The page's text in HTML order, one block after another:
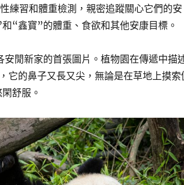
練習和體重檢測，親密追蹤關心它們的安
“鑫寶”的體重、食欲和其他安康目標。
閒新家的首張圖片。植物園在傳遞中描
它的鼻子又長又尖，無論是在草地上摸索
舒服。